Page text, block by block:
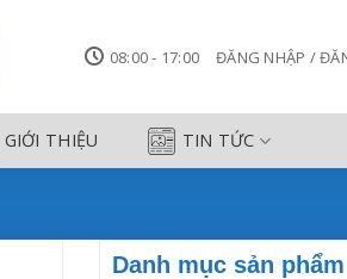
08:00 - 17:00 ĐĂNG NHẬP /
GIỚI THIỆU TIN TỨC
Danh mục sản phẩm